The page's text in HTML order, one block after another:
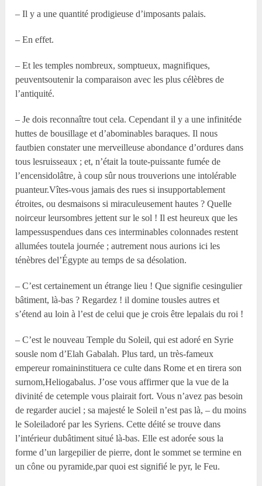
– Il y a une quantité prodigieuse d’imposants palais.
– En effet.
– Et les temples nombreux, somptueux, magnifiques,
peuventsoutenir la comparaison avec les plus célèbres de
l’antiquité.
– Je dois reconnaître tout cela. Cependant il y a une infinitéde
huttes de bousillage et d’abominables baraques. Il nous
fautbien constater une merveilleuse abondance d’ordures dans
tous lesruisseaux ; et, n’était la toute-puissante fumée de
l’encensidolâtre, à coup sûr nous trouverions une intolérable
puanteur.Vîtes-vous jamais des rues si insupportablement
étroites, ou desmaisons si miraculeusement hautes ? Quelle
noirceur leursombres jettent sur le sol ! Il est heureux que les
lampessuspendues dans ces interminables colonnades restent
allumées toutela journée ; autrement nous aurions ici les
ténèbres del’Égypte au temps de sa désolation.
– C’est certainement un étrange lieu ! Que signifie cesingulier
bâtiment, là-bas ? Regardez ! il domine tousles autres et
s’étend au loin à l’est de celui que je crois être lepalais du roi !
– C’est le nouveau Temple du Soleil, qui est adoré en Syrie
sousle nom d’Elah Gabalah. Plus tard, un très-fameux
empereur romaininstituera ce culte dans Rome et en tirera son
surnom,Heliogabalus. J’ose vous affirmer que la vue de la
divinité de cetemple vous plairait fort. Vous n’avez pas besoin
de regarder auciel ; sa majesté le Soleil n’est pas là, – du moins
le Soleiladoré par les Syriens. Cette déité se trouve dans
l’intérieur dubâtiment situé là-bas. Elle est adorée sous la
forme d’un largepilier de pierre, dont le sommet se termine en
un cône ou pyramide,par quoi est signifié le pyr, le Feu.